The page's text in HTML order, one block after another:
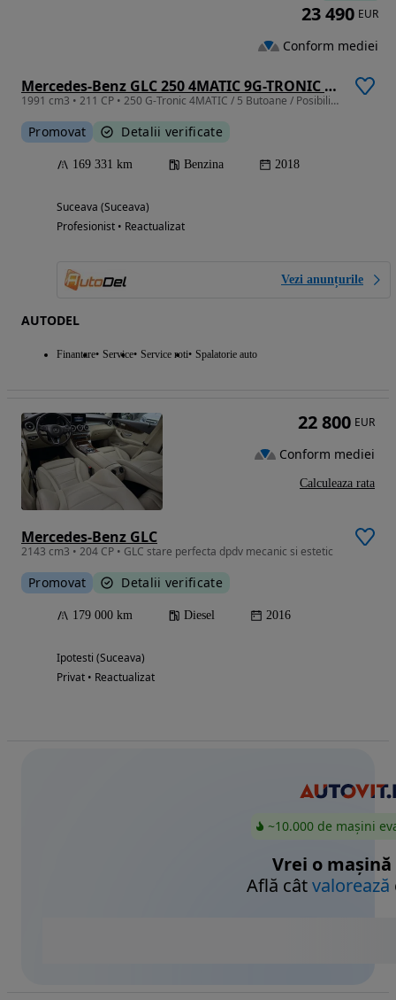
Mercedes-Benz GLC 250 4MATIC 9G-TRONIC Exclusive
1991 cm3 • 211 CP • 250 G-Tronic 4MATIC / 5 Butoane / Posibilitate Leasing /
Promovat Detalii verificate
169 331 km Benzina 2018
Suceava (Suceava)
Profesionist • Reactualizat
Vezi anunțurile
AUTODEL
Finantare Service Service roti Spalatorie auto
23 490 EUR
Conform mediei
Mercedes-Benz GLC
2143 cm3 • 204 CP • GLC stare perfecta dpdv mecanic si estetic
Promovat Detalii verificate
179 000 km Diesel 2016
Ipotesti (Suceava)
Privat • Reactualizat
22 800 EUR
Conform mediei
Calculeaza rata
~10.000 de mașini
Vrei o mașină
Află câtvalorează